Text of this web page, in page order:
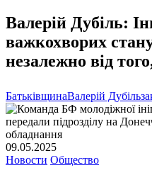
Валерій Дубіль:
важкохворих
незалежно від
БатьківщинаВалерій Дубіль
09.05.2025
Новости Общество